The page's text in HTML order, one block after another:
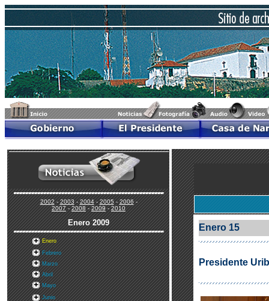
2002-2003-2004-2005-2006-
2007-2008-2009-2010
Enero2009
Enero
Febrero
Marzo
Abril
Mayo
Junio
Enero 15
Presidente